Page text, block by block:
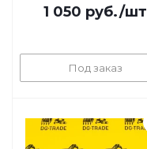
1 050 руб./шт
Под заказ